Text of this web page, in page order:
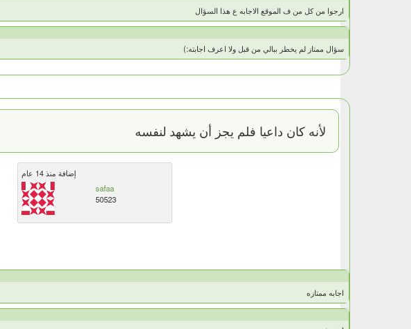
ارجوا من كل من ف الموقع الاجابه ع هذا السؤال
سؤال ممتاز لم يخطر ببالي من قبل ولا اعرف اجابته:)
لأنه كان داعيا فلم يجز أن يشهد لنفسه
إضافة منذ 14 عام
safaa
50523
اجابه ممتازه